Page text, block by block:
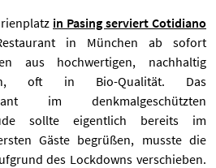
in Pasing serviert Cotidiano
in München ab sofort
aus hochwertigen, nachhaltig
oft in Bio-Qualität. Das
im denkmalgeschützten
sollte eigentlich bereits im
Gäste begrüßen, musste die
des Lockdowns verschieben.